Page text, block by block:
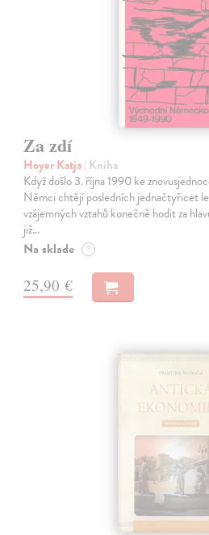
Za zdí
Hoyer Katja| Kniha
Když došlo 3. října 1990 ke
Němci chtějí posledních jednačtyřicet
vzájemných vztahů konečně hodit za
již…
Na sklade ?
25,90 €